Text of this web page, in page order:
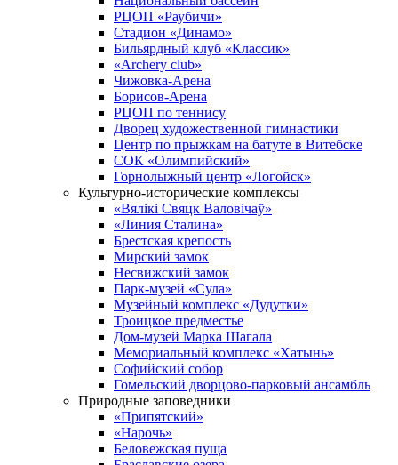
РЦОП «Раубичи»
Стадион «Динамо»
Бильярдный клуб «Классик»
«Archery club»
Чижовка-Арена
Борисов-Арена
РЦОП по теннису
Дворец художественной гимнастики
Центр по прыжкам на батуте в Витебске
СОК «Олимпийский»
Горнолыжный центр «Логойск»
Культурно-исторические комплексы
«Вялікі Свяцк Валовічаў»
«Линия Сталина»
Брестская крепость
Мирский замок
Несвижский замок
Парк-музей «Сула»
Музейный комплекс «Дудутки»
Троицкое предместье
Дом-музей Марка Шагала
Мемориальный комплекс «Хатынь»
Софийский собор
Гомельский дворцово-парковый ансамбль
Природные заповедники
«Припятский»
«Нарочь»
Беловежская пуща